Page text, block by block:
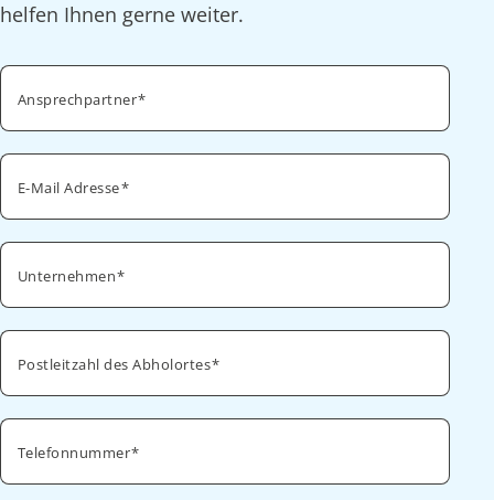
helfen Ihnen gerne weiter.
Ansprechpartner
E-Mail Adresse
Unternehmen
Postleitzahl des Abholortes
Telefonnummer